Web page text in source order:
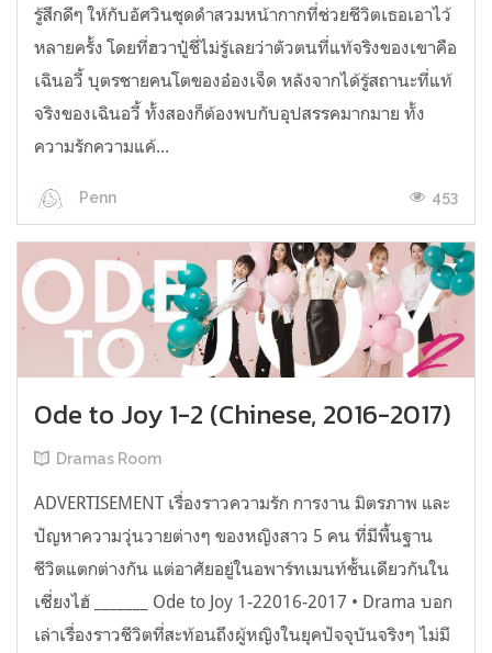
รู้สึกดีๆ ให้กับอัศวินชุดดำสวมหน้ากากที่ช่วยชีวิตเธอเอาไว้
หลายครั้ง โดยที่ฮวาปู๋ชี่ไม่รู้เลยว่าตัวตนที่แท้จริงของเขาคือ
เฉินอวี้ บุตรชายคนโตของอ๋องเจ็ด หลังจากได้รู้สถานะที่แท้
จริงของเฉินอวี้ ทั้งสองก็ต้องพบกับอุปสรรคมากมาย ทั้ง
ความรักความแค้...
Penn 453
Ode to Joy 1-2 (Chinese, 2016-2017)
Dramas Room
ADVERTISEMENT เรื่องราวความรัก การงาน มิตรภาพ และ
ปัญหาความวุ่นวายต่างๆ ของหญิงสาว 5 คน ที่มีพื้นฐาน
ชีวิตแตกต่างกัน แต่อาศัยอยู่ในอพาร์ทเมนท์ชั้นเดียวกันใน
เซี่ยงไฮ้ _______ Ode to Joy 1-22016-2017 • Drama บอก
เล่าเรื่องราวชีวิตที่สะท้อนถึงผู้หญิงในยุคปัจจุบันจริงๆ ไม่มี